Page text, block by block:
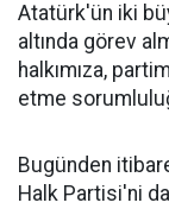
Atatürk'ün iki
altında görev
halkımıza,
etme
Bugünden
Halk Partisi'ni